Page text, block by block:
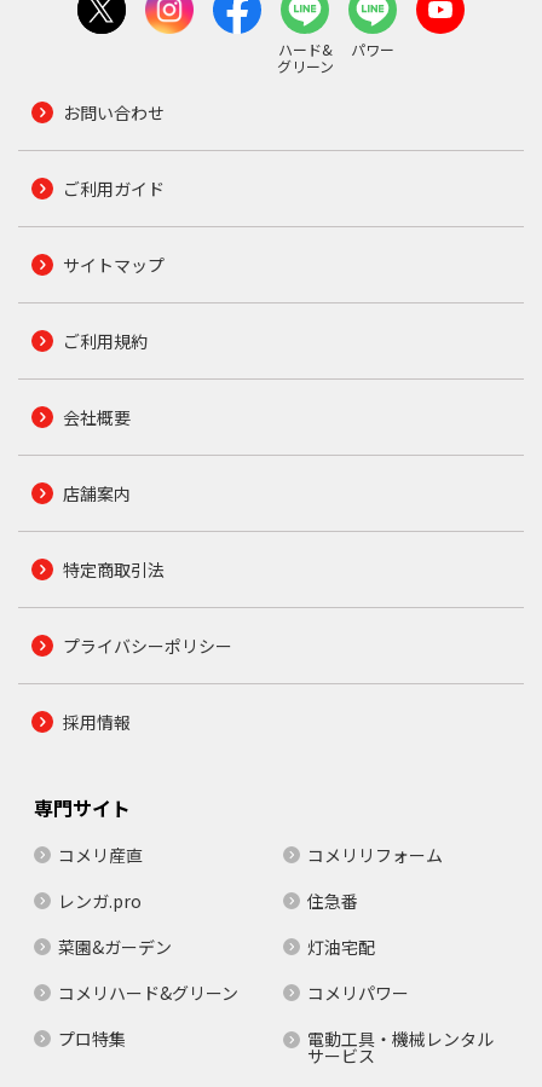
ハード&
グリーン
パワー
お問い合わせ
ご利用ガイド
サイトマップ
ご利用規約
会社概要
店舗案内
特定商取引法
プライバシーポリシー
採用情報
専門サイト
コメリ産直
コメリリフォーム
レンガ.pro
住急番
菜園&ガーデン
灯油宅配
コメリハード&グリーン
コメリパワー
プロ特集
電動工具・機械レンタル
サービス